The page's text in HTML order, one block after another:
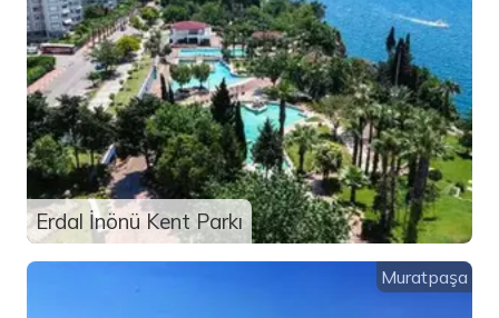
Erdal İnönü Kent Parkı
Muratpaşa